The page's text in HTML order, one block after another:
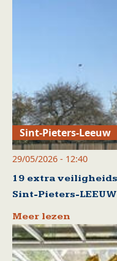
Sint-Pieters-Leeuw
29/05/2026 - 12:40
19 extra
Sint-Pieters-LEEUW
Meer lezen